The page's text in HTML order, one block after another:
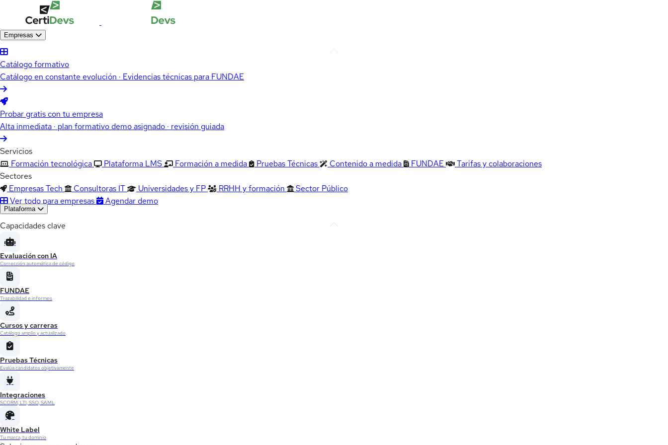
Empresas
Catálogo formativo
Catálogo en constante evolución · Evidencias técnicas para FUNDAE
Probar gratis con tu empresa
Alta inmediata · plan formativo demo asignado · revisión guiada
Servicios
Formación tecnológica
Plataforma LMS Formación a medida Pruebas Técnicas Contenido a medida FUNDAE
Tarifas y colaboraciones
Sectores
Empresas Tech
Consultoras IT Universidades y FP RRHH y formación
Sector Público
Ver todo para empresas
Agendar demo
Plataforma
Capacidades clave
Evaluación con IA
Corrección automática de código
FUNDAE
Trazabilidad e informes
Cursos y carreras
Catálogo amplio y actualizado
Pruebas Técnicas
Evalúa candidatos objetivamente
Integraciones
SCORM, LTI, SSO, SAML
White Label
Tu marca, tu dominio